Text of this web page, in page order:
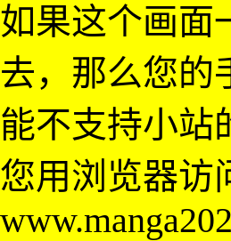
如果这个画面
去，那么您的
能不支持小站
您用浏览器访